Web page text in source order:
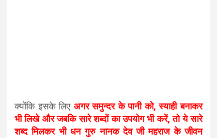
क्योंकि इसके लिए अगर समुन्दर के पानी को, स्याही बनाकर
भी लिखे और जबकि सारे शब्दों का उपयोग भी करें, तो ये सारे
शब्द मिलकर भी धन गुरु नानक देव जी महराज के जीवन